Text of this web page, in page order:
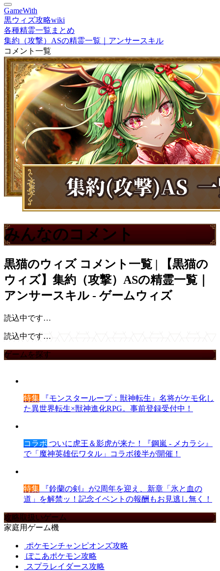
GameWith
黒ウィズ攻略wiki
各種精霊一覧まとめ
集約（攻撃）ASの精霊一覧｜アンサースキル
コメント一覧
みんなのコメント
黒猫のウィズ コメント一覧 | 【黒猫の
ウィズ】集約（攻撃）ASの精霊一覧｜
アンサースキル - ゲームウィズ
読込中です…
読込中です…
ゲームを探す
特集 『モンスターループ：獣神転生』名将がケモ化し
た異世界転生×獣神進化RPG。事前登録受付中！
コラボ ついに虎王＆影虎が来た！『鋼嵐 - メカラシ』
で「魔神英雄伝ワタル」コラボ後半が開催！
特集 『鈴蘭の剣』が2周年を迎え、新章「氷と血の
道」を解禁ッ！記念イベントの報酬もお見逃し無く！
攻略取扱いゲーム
家庭用ゲーム機
ポケモンチャンピオンズ攻略
ぽこあポケモン攻略
スプラレイダース攻略